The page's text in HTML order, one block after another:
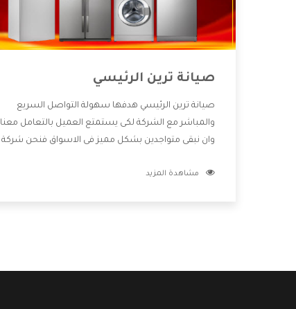
صيانة ترين الرئيسي
صيانة ترين الرئيسي هدفها سهولة التواصل السريع
والمباشر مع الشركة لكى يستمتع العميل بالتعامل معنا
وان نبقى متواجدين بشكل مميز فى الاسواق فنحن شركة
بالخدمات التى تنفرد الشركة بها والتى تكون منها خدمة
مشاهدة المزيد